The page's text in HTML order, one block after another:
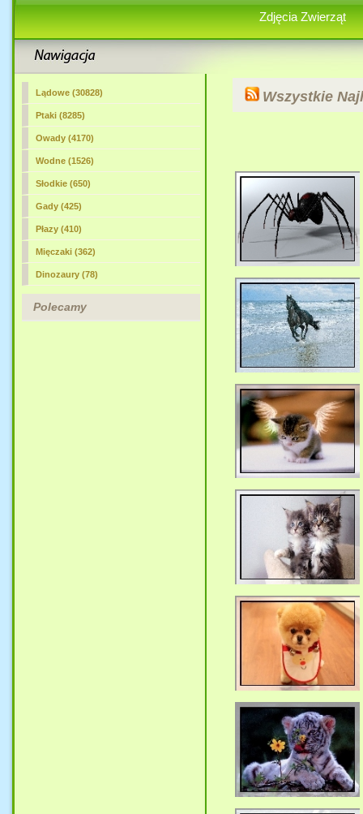
Zdjęcia Zwierząt
Lądowe (30828)
Ptaki (8285)
Owady (4170)
Wodne (1526)
Słodkie (650)
Gady (425)
Płazy (410)
Mięczaki (362)
Dinozaury (78)
Polecamy
Wszystkie